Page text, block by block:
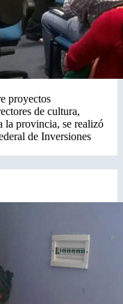
proyectos
de cultura,
la provincia, se realizó
de Inversiones